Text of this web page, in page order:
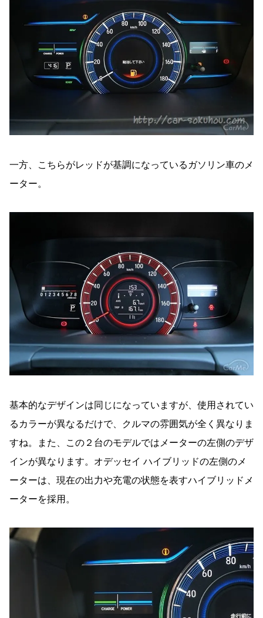
一方、こちらがレッドが基調になっているガソリン車のメ
ーター。
基本的なデザインは同じになっていますが、使用されてい
るカラーが異なるだけで、クルマの雰囲気が全く異なりま
すね。また、この２台のモデルではメーターの左側のデザ
インが異なります。オデッセイ ハイブリッドの左側のメ
ーターは、現在の出力や充電の状態を表すハイブリッドメ
ーターを採用。